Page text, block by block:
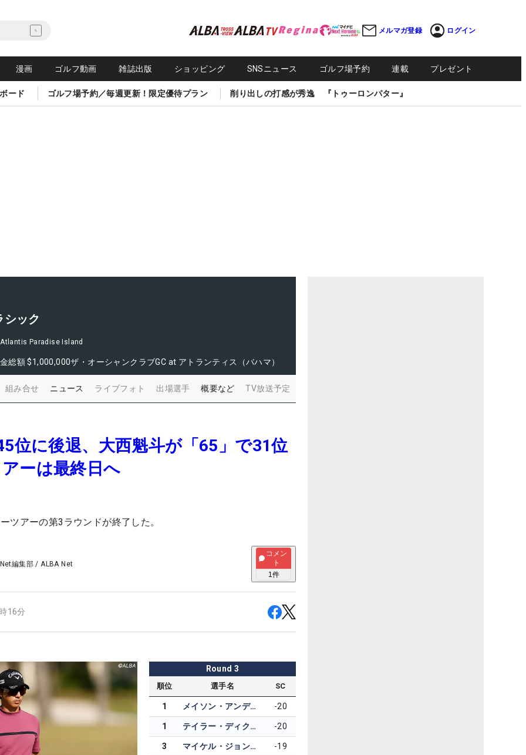
メルマガ登録 ログイン
漫画 ゴルフ動画 雑誌出版 ショッピング SNSニュース ゴルフ場予約 連載 プレゼント
ード ゴルフ場予約／毎週更新！限定優待プラン 削り出しの打感が秀逸 『トゥーロンパター』
シック
Paradise Island
総額 $1,000,000ザ・オーシャンクラブGC at アトランティス（バハマ）
組み合せ ニュース ライブフォト 出場選手 概要など TV放送予定
位に後退、大西魁斗が「65」で31位
ーは最終日へ
ツアーの第3ラウンドが終了した。
編集部 /ALBA Net
コメン
ト
1件
16分
Round 3
順位 選手名 SC
1 メイソン・アンデルセン -20
1 テイラー・ディクソン -20
3 マイケル・ジョンソン -19